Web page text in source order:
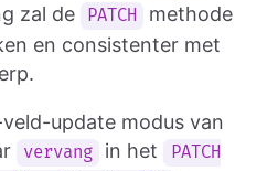
zal de PATCH
methode
en consistenter met
update modus van
vervang in het
PATCH